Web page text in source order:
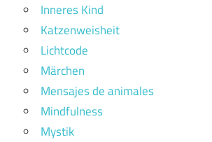
Inneres Kind
Katzenweisheit
Lichtcode
Märchen
Mensajes de animales
Mindfulness
Mystik